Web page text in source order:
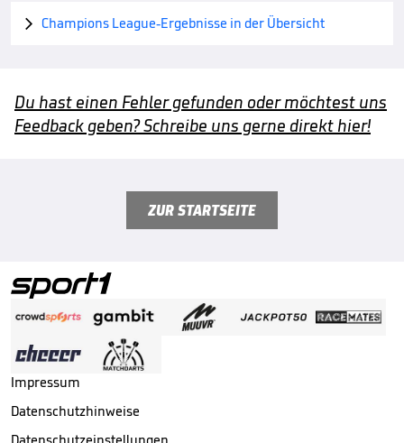
 Champions League-Ergebnisse in der Übersicht
Du hast einen Fehler gefunden oder möchtest uns
Feedback geben? Schreibe uns gerne direkt hier!
ZUR STARTSEITE
Impressum
Datenschutzhinweise